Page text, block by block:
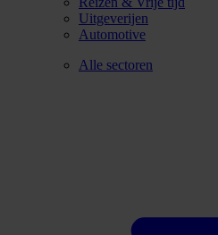
Uitgeverijen
Automotive
Alle sectoren